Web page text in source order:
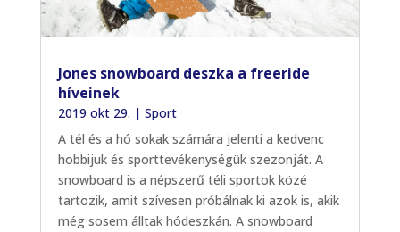
Jones snowboard deszka a freeride
híveinek
2019 okt 29. | Sport
A tél és a hó sokak számára jelenti a kedvenc
hobbijuk és sporttevékenységük szezonját. A
snowboard is a népszerű téli sportok közé
tartozik, amit szívesen próbálnak ki azok is, akik
még sosem álltak hódeszkán. A snowboard